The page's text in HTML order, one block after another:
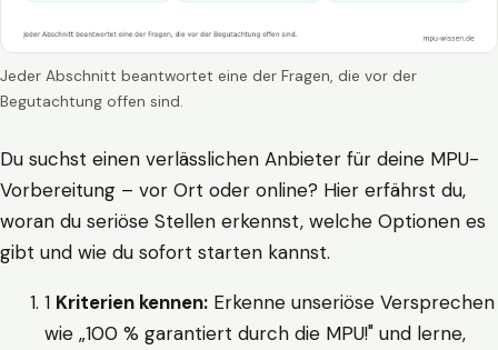
Jeder Abschnitt beantwortet eine der Fragen, die vor der
Begutachtung offen sind.
Du suchst einen verlässlichen Anbieter für deine MPU-
Vorbereitung – vor Ort oder online? Hier erfährst du,
woran du seriöse Stellen erkennst, welche Optionen es
gibt und wie du sofort starten kannst.
1 Kriterien kennen: Erkenne unseriöse Versprechen
wie „100 % garantiert durch die MPU!" und lerne,